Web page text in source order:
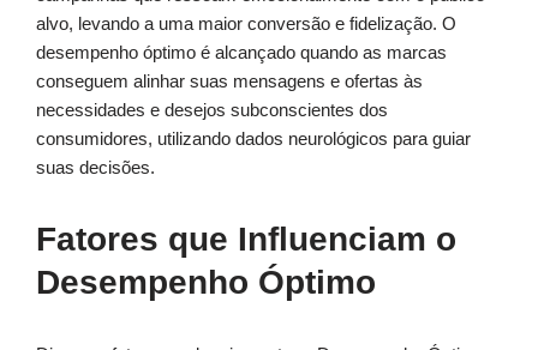
alvo, levando a uma maior conversão e fidelização. O
desempenho óptimo é alcançado quando as marcas
conseguem alinhar suas mensagens e ofertas às
necessidades e desejos subconscientes dos
consumidores, utilizando dados neurológicos para guiar
suas decisões.
Fatores que Influenciam o
Desempenho Óptimo